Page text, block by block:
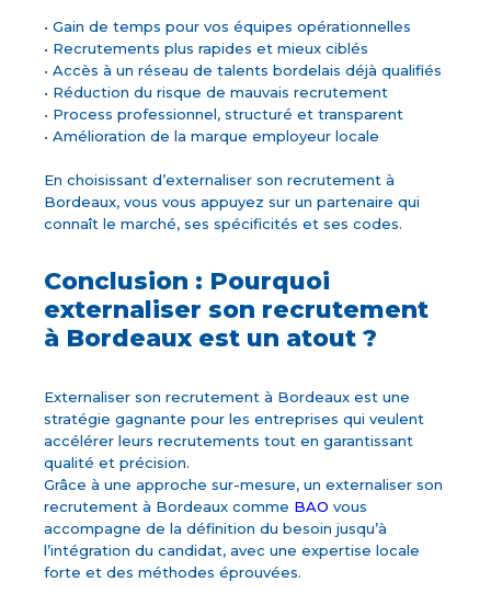
• Gain de temps pour vos équipes opérationnelles
• Recrutements plus rapides et mieux ciblés
• Accès à un réseau de talents bordelais déjà qualifiés
• Réduction du risque de mauvais recrutement
• Process professionnel, structuré et transparent
• Amélioration de la marque employeur locale
En choisissant d’externaliser son recrutement à
Bordeaux, vous vous appuyez sur un partenaire qui
connaît le marché, ses spécificités et ses codes.
Conclusion : Pourquoi
externaliser son recrutement
à Bordeaux est un atout ?
Externaliser son recrutement à Bordeaux est une
stratégie gagnante pour les entreprises qui veulent
accélérer leurs recrutements tout en garantissant
qualité et précision.
Grâce à une approche sur-mesure, un externaliser son
recrutement à Bordeaux comme BAO vous
accompagne de la définition du besoin jusqu’à
l’intégration du candidat, avec une expertise locale
forte et des méthodes éprouvées.